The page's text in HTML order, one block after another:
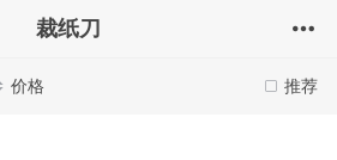
裁纸刀
推荐
价格